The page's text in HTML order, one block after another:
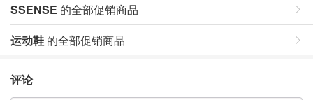
SSENSE 的全部促销商品
运动鞋 的全部促销商品
评论